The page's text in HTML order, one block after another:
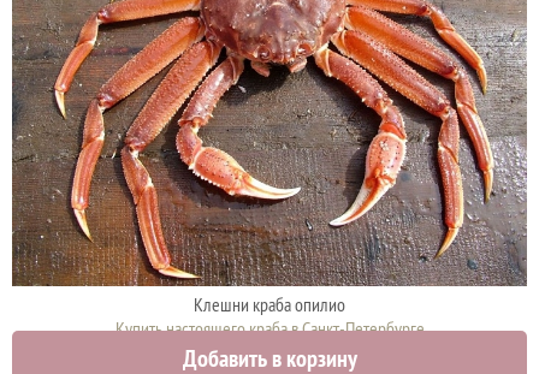
Клешни краба опилио
Купить настоящего краба в Санкт-Петербурге
6100 руб.
Добавить в корзину